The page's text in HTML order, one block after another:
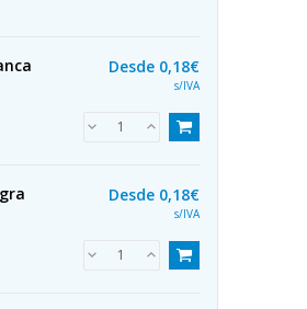
Desde 0,18€
s/IVA
Desde 0,18€
s/IVA